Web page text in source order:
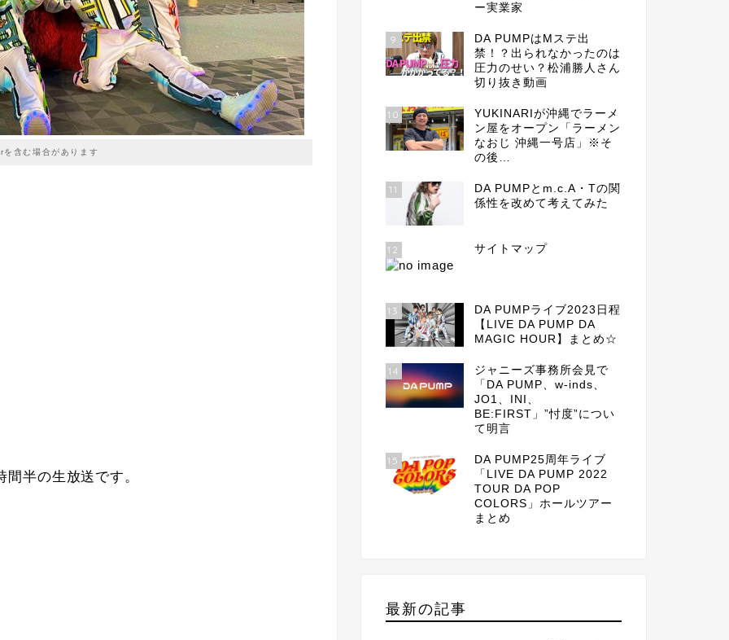
を含む場合があります
半の生放送です。
ー実業家
9
DA PUMPはMステ出
禁！？出られなかったのは
圧力のせい？松浦勝人さん
切り抜き動画
10
YUKINARIが沖縄でラーメ
ン屋をオープン「ラーメン
なおじ 沖縄一号店」※そ
の後…
11
DA PUMPとm.c.A・Tの関
係性を改めて考えてみた
12 サイトマップ
13
DA PUMPライブ2023日程
【LIVE DA PUMP DA
MAGIC HOUR】まとめ☆
14
ジャニーズ事務所会見で
「DA PUMP、w-inds、
JO1、INI、
BE:FIRST」”忖度”につい
て明言
15
DA PUMP25周年ライブ
「LIVE DA PUMP 2022
TOUR DA POP
COLORS」ホールツアー
まとめ
最新の記事